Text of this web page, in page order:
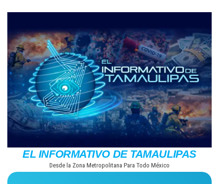
contenido
EL INFORMATIVO DE TAMAULIPAS
Desde la Zona Metropolitana Para Todo México